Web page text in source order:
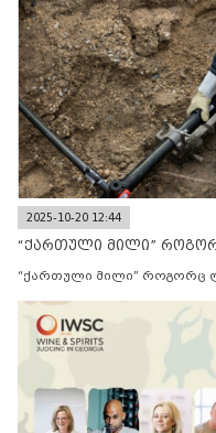
2025-10-20 12:44
“ქართული მილი”
“ქართული მილი” როგორც